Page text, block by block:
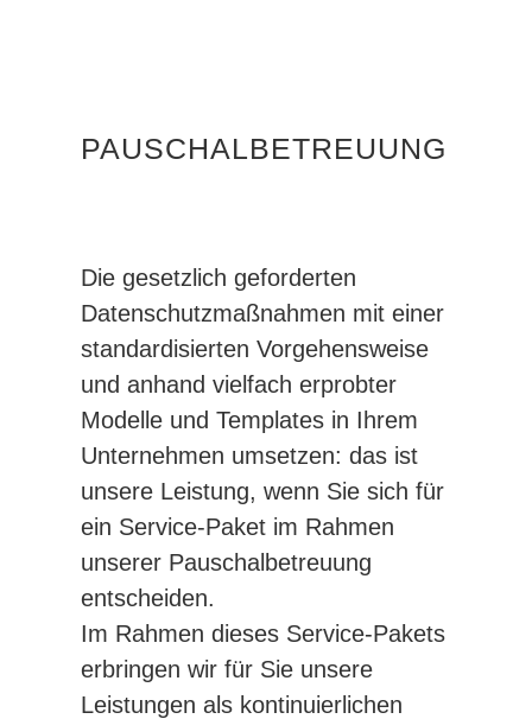
PAUSCHALBETREUUNG
Die gesetzlich geforderten
Datenschutzmaßnahmen mit einer
standardisierten Vorgehensweise
und anhand vielfach erprobter
Modelle und Templates in Ihrem
Unternehmen umsetzen: das ist
unsere Leistung, wenn Sie sich für
ein Service-Paket im Rahmen
unserer Pauschalbetreuung
entscheiden.
Im Rahmen dieses Service-Pakets
erbringen wir für Sie unsere
Leistungen als kontinuierlichen